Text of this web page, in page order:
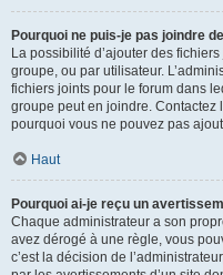
Pourquoi ne puis-je pas joindre
La possibilité d’ajouter des
groupe, ou par utilisateur.
fichiers joints pour le forum dans
groupe peut en joindre. Contactez
pourquoi vous ne pouvez pas
Haut
Pourquoi ai-je reçu un
Chaque administrateur a son
avez dérogé à une règle, vous
c’est la décision de